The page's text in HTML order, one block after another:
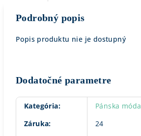
Podrobný popis
Popis produktu nie je dostupný
Dodatočné parametre
Kategória:
Pánska móda
Záruka:
24